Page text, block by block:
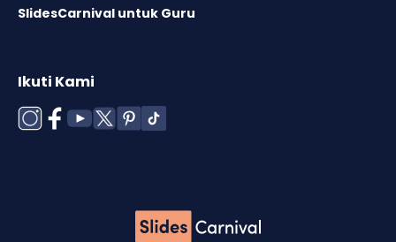
SlidesCarnival untuk Guru
Ikuti Kami